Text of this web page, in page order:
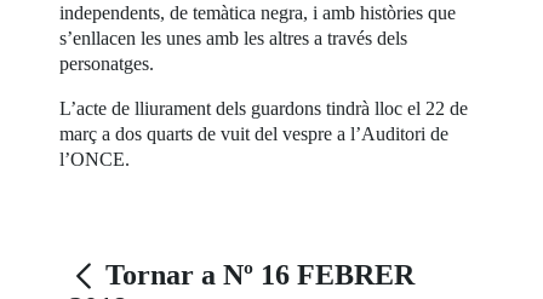
independents, de temàtica negra, i amb històries que
s’enllacen les unes amb les altres a través dels
personatges.
L’acte de lliurament dels guardons tindrà lloc el 22 de
març a dos quarts de vuit del vespre a l’Auditori de
l’ONCE.
Tornar a Nº 16 FEBRER